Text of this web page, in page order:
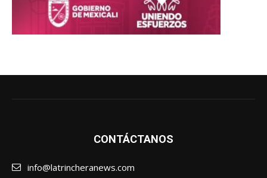
CONTÁCTANOS
info@latrincheranews.com